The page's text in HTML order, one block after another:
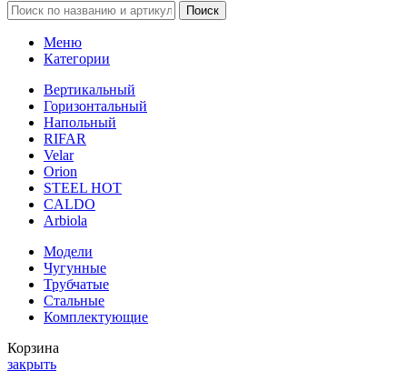
Поиск
Меню
Категории
Вертикальный
Горизонтальный
Напольный
RIFAR
Velar
Orion
STEEL HOT
CALDO
Arbiola
Модели
Чугунные
Трубчатые
Стальные
Комплектующие
Корзина
закрыть